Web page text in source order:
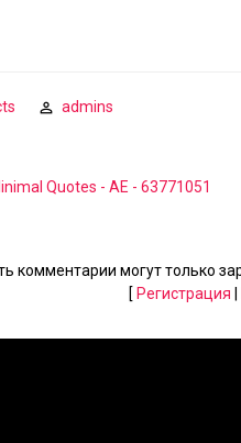
admins
Quotes - AE - 63771051
комментарии могут только
[ Регистрация